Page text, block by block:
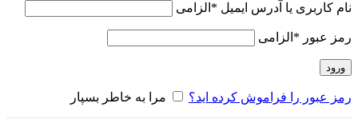
نام کاربری یا آدرس ایمیل * الزامی
رمز عبور * الزامی
ورود
رمز عبور را فراموش کرده اید؟ مرا به خاطر بسپار